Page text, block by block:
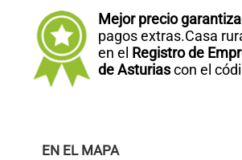
Mejor precio
pagos extras.Casa
en el Registro de
de Asturiascon el
EN EL MAPA